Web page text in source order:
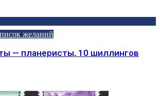
желаний
— планеристы, 10 шиллингов